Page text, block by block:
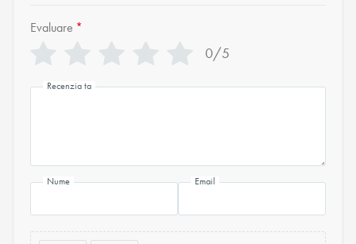
Evaluare *
0/5
Recenzia ta
Nume Email